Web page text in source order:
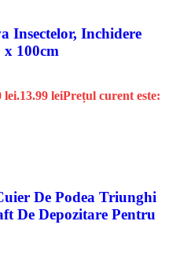
Insectelor, Inchidere
x 100cm
lei.13.99 leiPrețul curent este:
De Podea Triunghi
De Depozitare Pentru